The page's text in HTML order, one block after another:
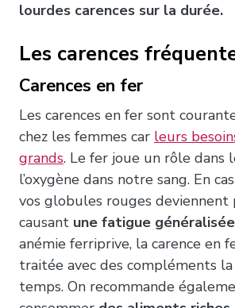
lourdes carences sur la durée.
Les carences
Carences en fer
Les carences en fer sont
chez les femmes car leurs
grands. Le fer joue un rôle dans
l’oxygène dans notre sang. En
vos globules rouges deviennent
causant une fatigue
anémie ferriprive, la carence en
traitée avec des compléments
temps. On recommande